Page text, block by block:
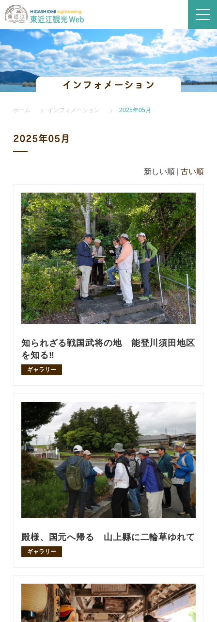
インフォメーション
ホーム インフォメーション 2025年05月
2025年05月
新しい順 |古い順
知られざる戦国武将の地 能登川須田地区
を知る‼
ギャラリー
殿様、国元へ帰る 山上縣に二輪草ゆれて
ギャラリー